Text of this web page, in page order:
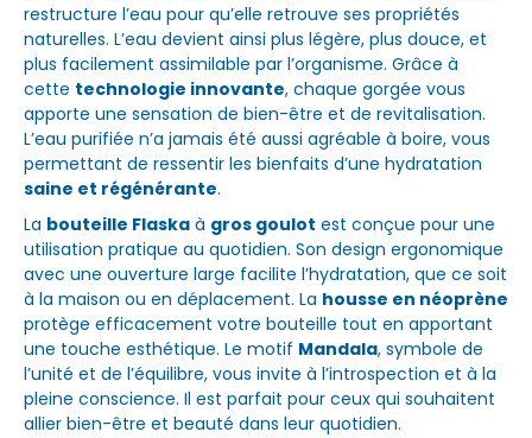
restructure l’eau pour qu’elle retrouve ses propriétés
naturelles. L’eau devient ainsi plus légère, plus douce, et
plus facilement assimilable par l’organisme. Grâce à
cette technologie innovante, chaque gorgée vous
apporte une sensation de bien-être et de revitalisation.
L’eau purifiée n’a jamais été aussi agréable à boire, vous
permettant de ressentir les bienfaits d’une hydratation
saine et régénérante.
La bouteille Flaska à gros goulot est conçue pour une
utilisation pratique au quotidien. Son design ergonomique
avec une ouverture large facilite l’hydratation, que ce soit
à la maison ou en déplacement. La housse en néoprène
protège efficacement votre bouteille tout en apportant
une touche esthétique. Le motif Mandala, symbole de
l’unité et de l’équilibre, vous invite à l’introspection et à la
pleine conscience. Il est parfait pour ceux qui souhaitent
allier bien-être et beauté dans leur quotidien.